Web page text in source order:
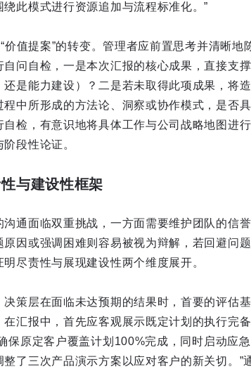
此模式进行资源追加与流程标准化。”
价值提案”的转变。管理者应前置思考并清晰地
问自检，一是本次汇报的核心成果，直接支
是能力建设）？二是若未取得此项成果，将
中所形成的方法论、洞察或协作模式，是否
检，有意识地将具体工作与公司战略地图进
段性论证。
与建设性框架
通面临双重挑战，一方面需要维护团队的信
因或强调困难则容易被视为辩解，若回避问
尽责性与展现建设性两个维度展开。
策层在面临未达预期的结果时，首要的评估
汇报中，首先应客观展示既定计划的执行完
保原定客户覆盖计划100%完成，同时启动应
了三次产品演示方案以应对客户的新关切。”